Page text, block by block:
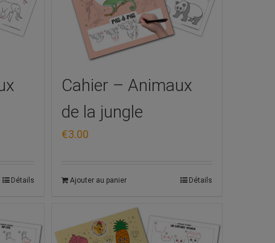
Détails
Cahier – Animaux
de la jungle
€3.00
Ajouter au panier Détails